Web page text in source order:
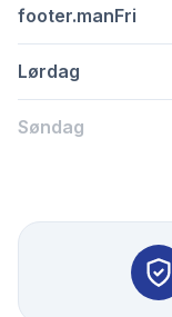
footer.manFri
Lørdag
Søndag